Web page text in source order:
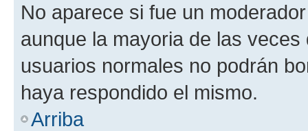
No aparece si fue un
aunque la mayoria de las
usuarios normales no podrán
haya respondido el mismo.
Arriba